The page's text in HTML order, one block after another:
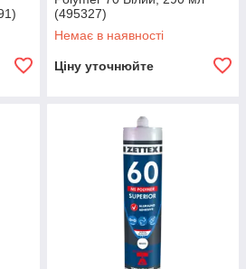
деталей замовлення
для спосіб і час отримання
(495327)
Немає в наявності
Ціну уточнюйте